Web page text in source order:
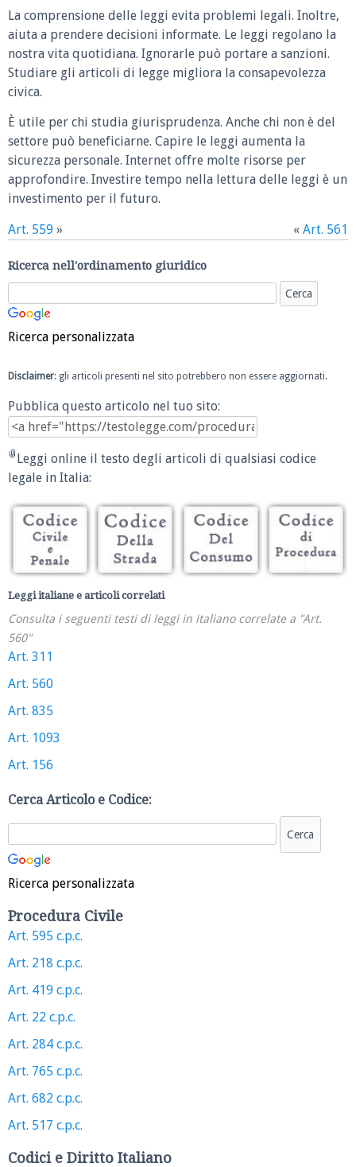
La comprensione delle leggi evita problemi legali. Inoltre,
aiuta a prendere decisioni informate. Le leggi regolano la
nostra vita quotidiana. Ignorarle può portare a sanzioni.
Studiare gli articoli di legge migliora la consapevolezza
civica.
È utile per chi studia giurisprudenza. Anche chi non è del
settore può beneficiarne. Capire le leggi aumenta la
sicurezza personale. Internet offre molte risorse per
approfondire. Investire tempo nella lettura delle leggi è un
investimento per il futuro.
Art. 559 » « Art. 561
Ricerca nell'ordinamento giuridico
Ricerca personalizzata
Disclaimer: gli articoli presenti nel sito potrebbero non essere aggiornati.
Pubblica questo articolo nel tuo sito:
Leggi online il testo degli articoli di qualsiasi codice
legale in Italia:
Leggi italiane e articoli correlati
Consulta i seguenti testi di leggi in italiano correlate a "Art.
560"
Art. 311
Art. 560
Art. 835
Art. 1093
Art. 156
Cerca Articolo e Codice:
Ricerca personalizzata
Procedura Civile
Art. 595 c.p.c.
Art. 218 c.p.c.
Art. 419 c.p.c.
Art. 22 c.p.c.
Art. 284 c.p.c.
Art. 765 c.p.c.
Art. 682 c.p.c.
Art. 517 c.p.c.
Codici e Diritto Italiano